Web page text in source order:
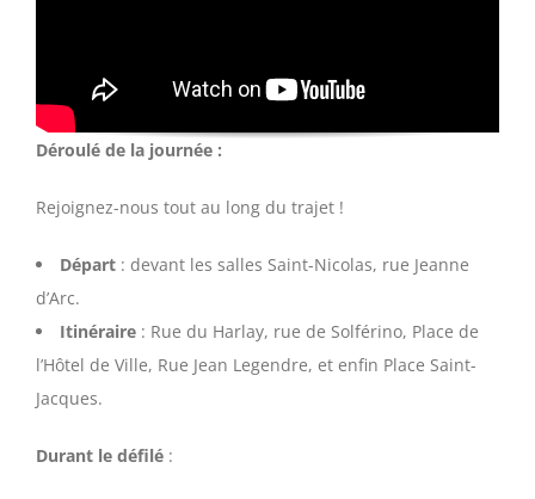
Déroulé de la journée :
Rejoignez-nous tout au long du trajet !
Départ: devant les salles Saint-Nicolas, rue Jeanne
d’Arc.
Itinéraire: Rue du Harlay, rue de Solférino, Place de
l’Hôtel de Ville, Rue Jean Legendre, et enfin Place Saint-
Jacques.
Durant le défilé: